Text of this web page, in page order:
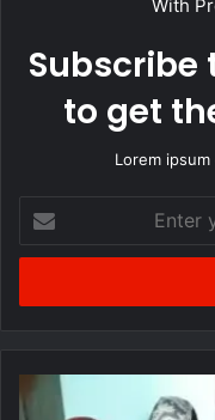
With
to get
Lorem
your
Email